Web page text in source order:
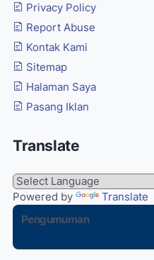
Privacy Policy
Report Abuse
Kontak Kami
Sitemap
Halaman Saya
Pasang Iklan
Translate
Powered by
Translate
Pengumuman